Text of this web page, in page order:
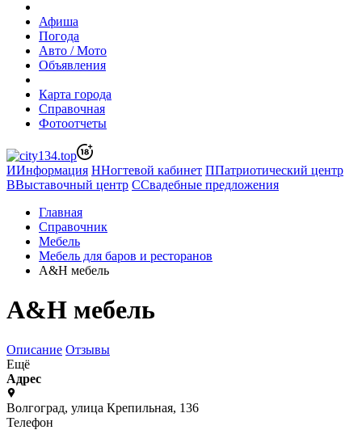
Афиша
Погода
Авто / Мото
Объявления
Карта города
Справочная
Фотоотчеты
ИИнформация ННогтевой кабинет ППатриотический центр
ВВыставочный центр ССвадебные предложения
Главная
Справочник
Мебель
Мебель для баров и ресторанов
A&H мебель
A&H мебель
Описание Отзывы
Ещё
Адрес
Волгоград, улица Крепильная, 136
Телефон